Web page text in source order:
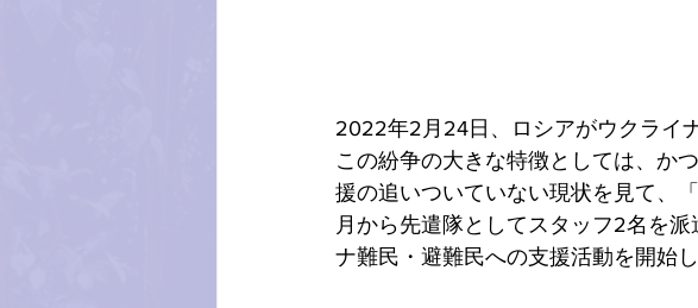
2022年2月24日、ロシアがウクライ
この紛争の大きな特徴としては、か
援の追いついていない現状を見て、
月から先遣隊としてスタッフ2名を
ナ難民・避難民への支援活動を開始し